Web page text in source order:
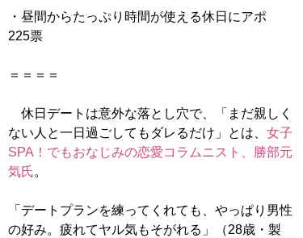
・昼間からたっぷり時間が使える休日にアポ
225票
＝＝＝＝
休日デートは意外な落とし穴で、「まだ親しく
ない人と一日過ごしてもダレるだけ」とは、 女子
SPA！でもおなじみの恋愛コラムニスト、勝部元
気氏。
「デートプランを練ってくれても、やっぱり男性
の好み。疲れてヤル気もそがれる」（28歳・製